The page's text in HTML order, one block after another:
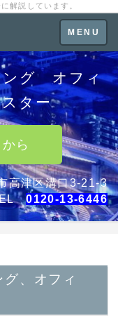
解説しています。
Toggle
navigation
MENU
ング オフィ
ター
ら
高津区溝口3-21-3
0120-13-6446
、オフィ